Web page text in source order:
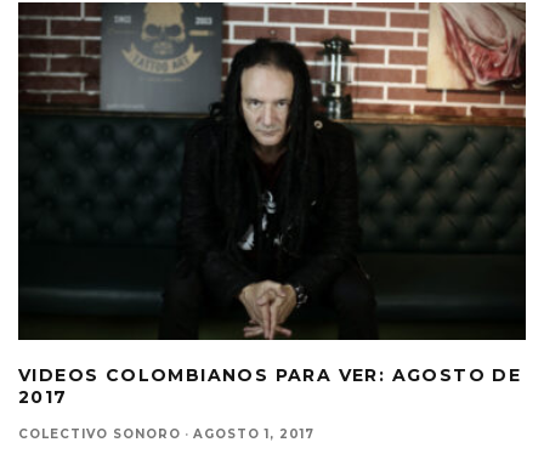
VIDEOS COLOMBIANOS PARA VER: AGOSTO DE
2017
COLECTIVO SONORO · AGOSTO 1, 2017